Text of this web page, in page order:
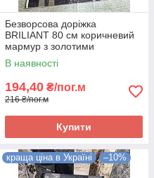
Безворсова доріжка
BRILIANT 80 см коричневий
мармур з золотими
полосками на підлогу на
кухню, в коридор
В наявності
194,40 ₴/пог.м
216 ₴/пог.м
Купити
краща ціна в Україні –10%